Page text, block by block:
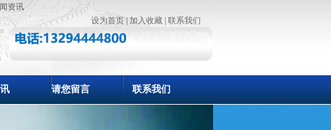
资讯
设为首页| 加入收藏 联系我们
请您留言 联系我们